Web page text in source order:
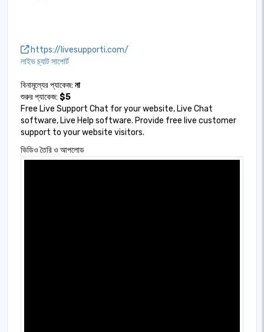
https://livesupporti.com/
লাইভ চ্যাট সাপোর্ট
বিনামূল্যের প্যাকেজ: না
শুরুর প্যাকেজ: $5
Free Live Support Chat for your website, Live Chat
software, Live Help software. Provide free live customer
support to your website visitors.
ভিডিও তৈরি ও আপলোড